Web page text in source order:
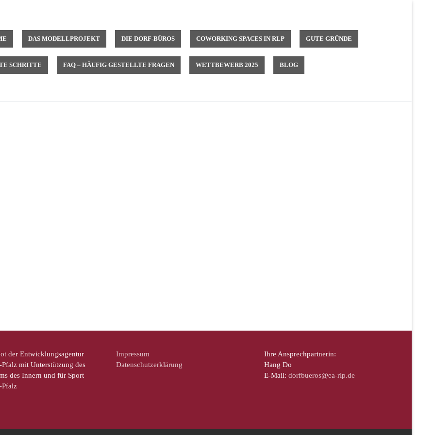
DAS MODELLPROJEKT DIE DORF-BÜROS COWORKING SPACES IN RLP GUTE GRÜNDE
SCHRITTE FAQ – HÄUFIG GESTELLTE FRAGEN WETTBEWERB 2025 BLOG
der Entwicklungsagentur
mit Unterstützung des
des Innern und für Sport
Pfalz
Impressum
Datenschutzerklärung
Ihre Ansprechpartnerin:
Hang Do
E-Mail: dorfbueros@ea-rlp.de